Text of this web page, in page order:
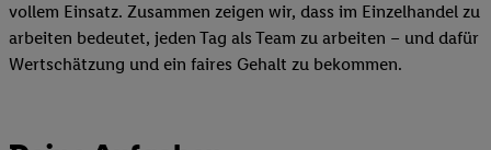
vollem Einsatz. Zusammen zeigen wir, dass im Einzelhandel zu
arbeiten bedeutet, jeden Tag als Team zu arbeiten – und dafür
Wertschätzung und ein faires Gehalt zu bekommen.